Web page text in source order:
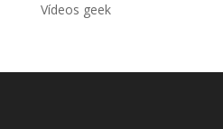
Vídeos geek